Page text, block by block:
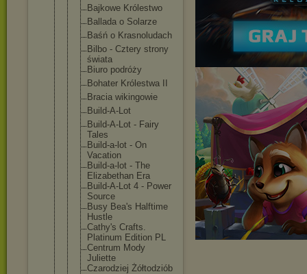
Bajkowe Królestwo
Ballada o Solarze
Baśń o Krasnoludac h
Bilbo - Cztery strony
świata
Biuro podróży
Bohater Królestwa II
Bracia wikingowie
Build-A-Lot
Build-A-Lot - Fairy
Tales
Build-a-lot - On
Vacation
Build-a-lot - The
Elizabethan Era
Build-A-Lot 4 - Power
Source
Busy Bea's Halftime
Hustle
Cathy's Crafts.
Platinum Edition PL
Centrum Mody
Juliette
Czarodziej Żółtodziób